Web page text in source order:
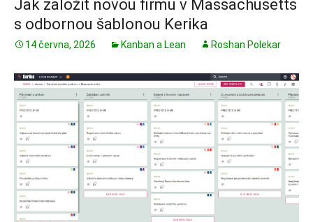
Jak založit novou firmu v Massachusetts
s odbornou šablonou Kerika
14 června, 2026 Kanban a Lean Roshan Polekar